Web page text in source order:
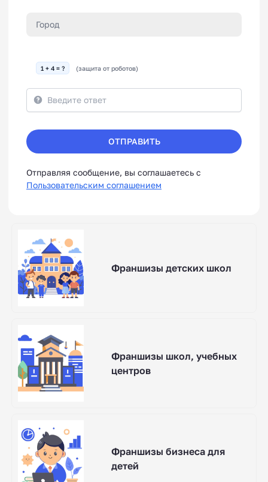
1 + 4 = ? (защита от роботов)
ОТПРАВИТЬ
Отправляя сообщение, вы соглашаетесь с
Пользовательским соглашением
Франшизы детских школ
Франшизы школ, учебных
центров
Франшизы бизнеса для
детей